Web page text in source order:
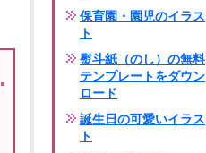
保育園・園児のイラス
ト
熨斗紙（のし）の無料
テンプレートをダウン
ロード
誕生日の可愛いイラス
ト